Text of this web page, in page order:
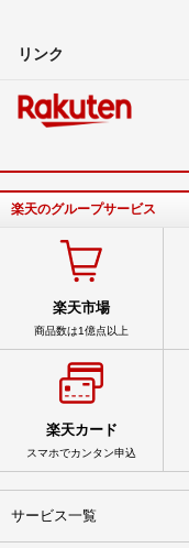
リンク
楽天のグループサービス
楽天市場
商品数は1億点以上
楽天カード
スマホでカンタン申込
サービス一覧